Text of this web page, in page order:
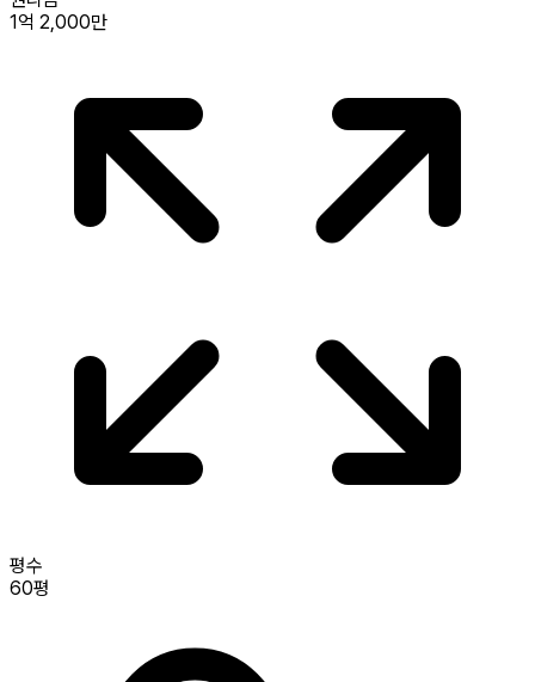
1억 2,000만
평수
60평